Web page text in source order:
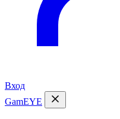
Вход
GamEYE